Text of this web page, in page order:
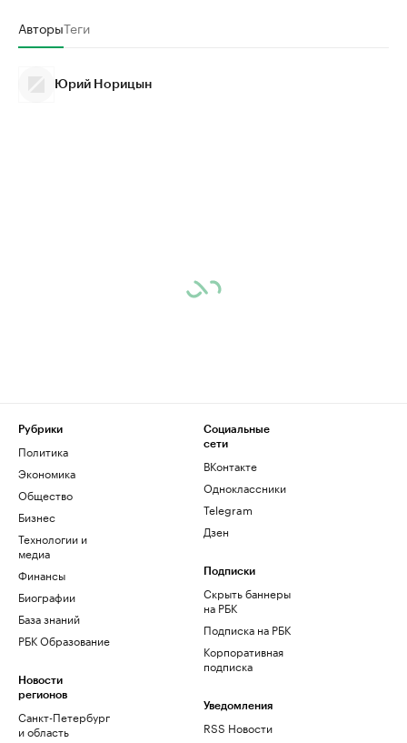
АвторыТеги
Юрий Норицын
Рубрики
Политика
Экономика
Общество
Бизнес
Технологии и
медиа
Финансы
Биографии
База знаний
РБК Образование
Новости
регионов
Санкт-Петербург
и область
Социальные
сети
ВКонтакте
Одноклассники
Telegram
Дзен
Подписки
Скрыть баннеры
на РБК
Подписка на РБК
Корпоративная
подписка
Уведомления
RSS Новости